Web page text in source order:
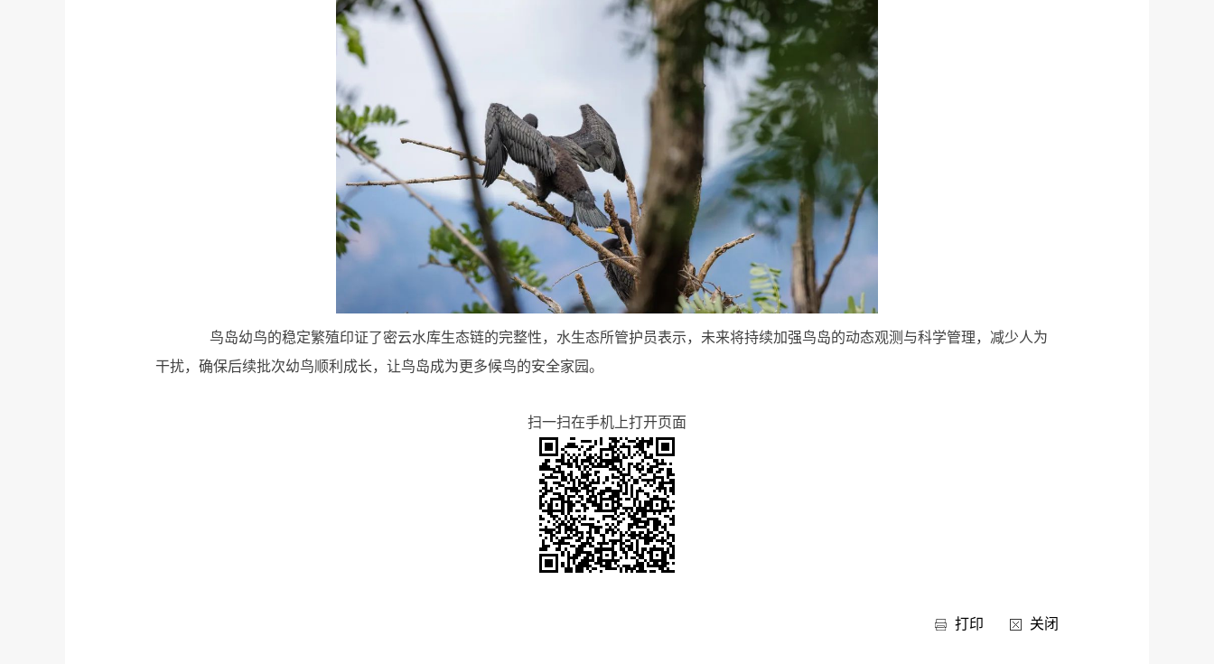
鸟岛幼鸟的稳定繁殖印证了密云水库生态链的完整性，水生态所管护员表示，未来将持续加强鸟岛的动态观测与科学管理，减少人为
干扰，确保后续批次幼鸟顺利成长，让鸟岛成为更多候鸟的安全家园。
扫一扫在手机上打开页面
打印 关闭